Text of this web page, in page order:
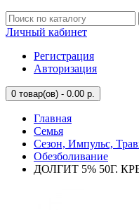
Личный кабинет
Регистрация
Авторизация
0 товар(ов) - 0.00 р.
Главная
Семья
Сезон, Импульс,
Обезболивание
ДОЛГИТ 5% 50Г.